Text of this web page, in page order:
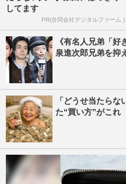
してます
PR(合同会社デジタルファーム )
《有名人兄弟「
泉進次郎兄弟を抑
「どうせ当たら
た“買い方”がこれ